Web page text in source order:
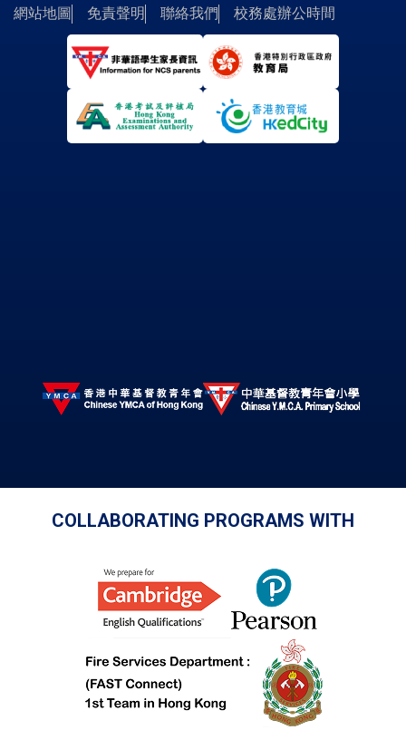
網站地圖 免責聲明 聯絡我們 校務處辦公時間
COLLABORATING PROGRAMS WITH